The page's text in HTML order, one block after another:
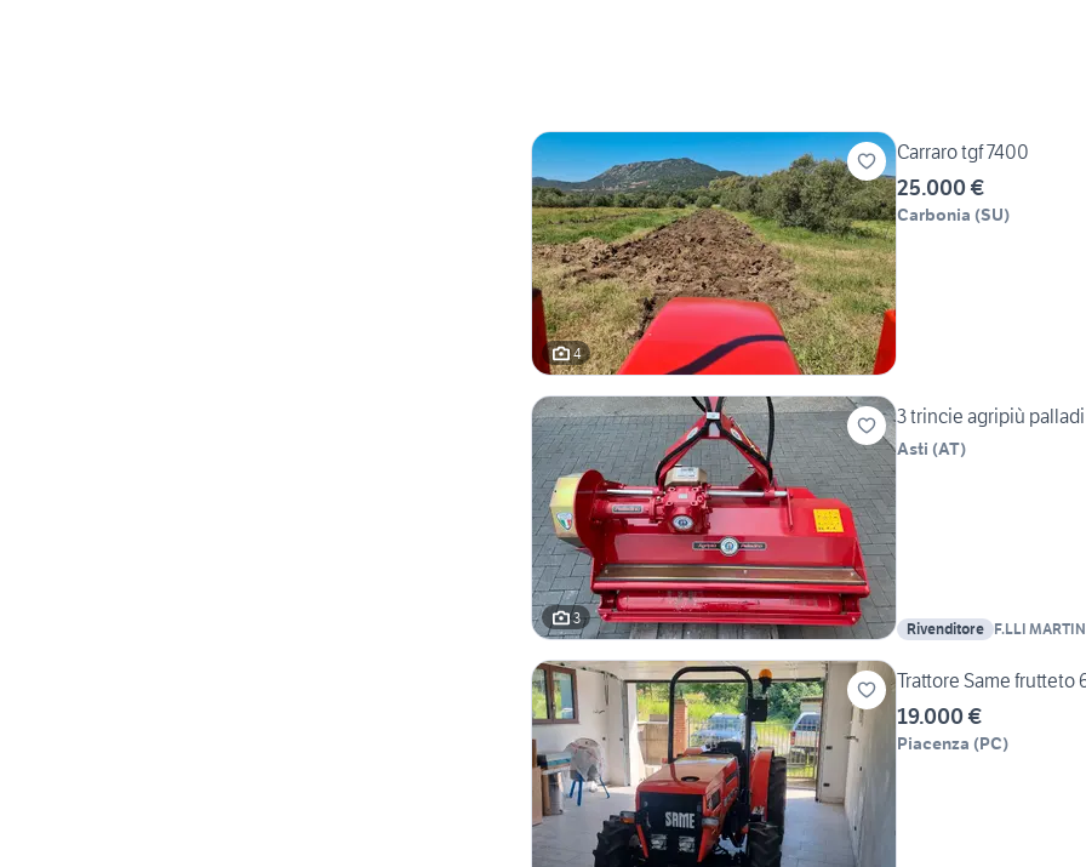
4
Carraro tgf 7400
25.000 €
Carbonia (SU)
3
3 trincie agripiù
Asti (AT)
Rivenditore F.LLI
Trattore Same
19.000 €
Piacenza (PC)